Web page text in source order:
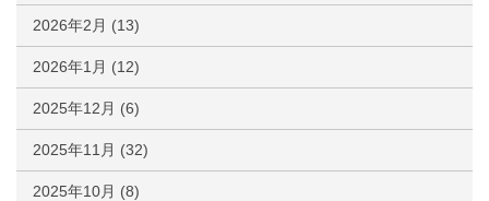
2026年2月 (13)
2026年1月 (12)
2025年12月 (6)
2025年11月 (32)
2025年10月 (8)